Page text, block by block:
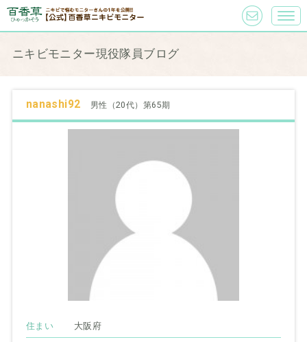
ニキビモニター現役隊員ブログ
nanashi92 男性（20代）第65期
住まい 大阪府